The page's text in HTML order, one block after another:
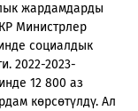
жардамдарды
Министрлер
социалдык
2022-2023-
12 800 аз
көрсөтүлдү. Ал